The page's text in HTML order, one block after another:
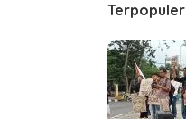
Terpopuler